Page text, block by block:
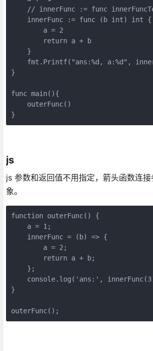
// innerFunc := func
    innerFunc := func (b int) int {
        a = 2
        return a + b
    }
fmt.Printf("ans:%d, a:%d",
}
func main(){
    outerFunc()
}
js
js 参数和返回值不用指定，箭头函数连
象。
function outerFunc() {
    a = 1;
    innerFunc = (b) => {
        a = 2;
        return a + b;
    };
console.log('ans:',
}
outerFunc();